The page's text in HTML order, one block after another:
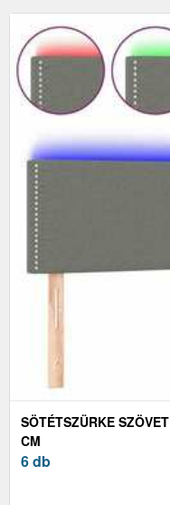
SÖTÉTSZÜRKE
CM
6 db